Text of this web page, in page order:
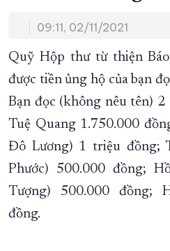
QUY HOẠCH TỈNH KHÁNH HÒA
TRƯỜNG SA BIỂN ĐẢO QUÊ HƯƠNG
CHUNG TAY CẢI CÁCH HÀNH
XÂY DỰNG NÔNG THÔN MỚI
TÀU - XE - MÁY BAY
KỶ NIỆM 370 NĂM XÂY DỰNG VÀ
KHOẢNH KHẮC ĐẸP XỨ TRẦM
XÂY DỰNG KHÁNH HÒA TRỞ
ĐẠI HỘI ĐẢNG CÁC CẤP
09:11, 02/11/2021
Quỹ Hộp thư từ thiện
được tiền ủng hộ của bạn
Bạn đọc (không nêu tên)
Tuệ Quang 1.750.000
Đô Lương) 1 triệu đồng;
Phước) 500.000 đồng;
Tượng) 500.000 đồng;
đồng.